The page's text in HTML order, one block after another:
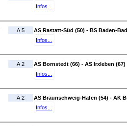
Infos...
A 5
AS Rastatt-Süd (50) - BS Baden-
Infos...
A 2
AS Bornstedt (66) - AS Irxleben (67)
Infos...
A 2
AS Braunschweig-Hafen (54) - AK
Infos...